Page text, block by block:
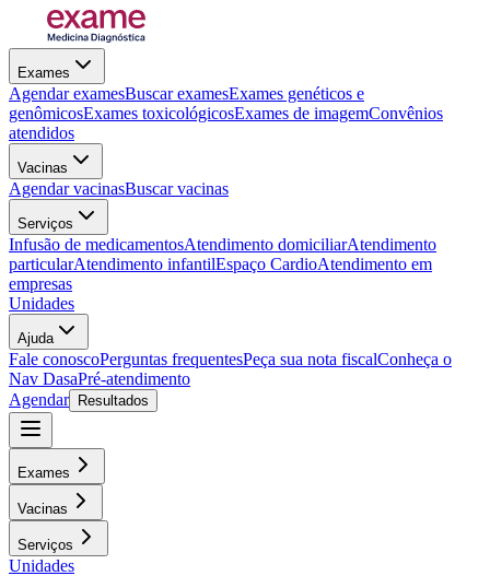
Exames
Agendar examesBuscar examesExames genéticos e
genômicosExames toxicológicosExames de imagemConvênios
atendidos
Vacinas
Agendar vacinasBuscar vacinas
Serviços
Infusão de medicamentosAtendimento domiciliarAtendimento
particularAtendimento infantilEspaço CardioAtendimento em
empresas
Unidades
Ajuda
Fale conoscoPerguntas frequentesPeça sua nota fiscalConheça o
Nav DasaPré-atendimento
Agendar
Resultados
Exames
Vacinas
Serviços
Unidades